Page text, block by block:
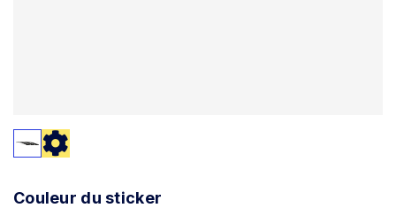
Couleur du sticker